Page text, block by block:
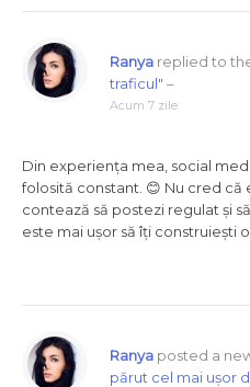
Ranya replied to
traficul" –
Acum 7 zile
Din experiența mea, social
folosită constant. 😊 Nu cred
contează să postezi regulat și
este mai ușor să îți construiești
Ranya posted a
părut cel mai ușor